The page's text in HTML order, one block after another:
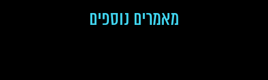
מאמרים נוספים